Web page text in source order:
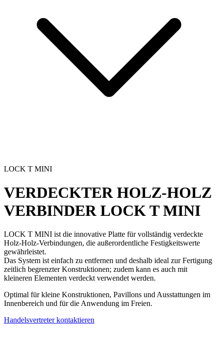
LOCK T MINI
VERDECKTER HOLZ-HOLZ
VERBINDER LOCK T MINI
LOCK T MINI ist die innovative Platte für vollständig verdeckte
Holz-Holz-Verbindungen, die außerordentliche Festigkeitswerte
gewährleistet.
Das System ist einfach zu entfernen und deshalb ideal zur Fertigung
zeitlich begrenzter Konstruktionen; zudem kann es auch mit
kleineren Elementen verdeckt verwendet werden.
Optimal für kleine Konstruktionen, Pavillons und Ausstattungen im
Innenbereich und für die Anwendung im Freien.
Handelsvertreter kontaktieren